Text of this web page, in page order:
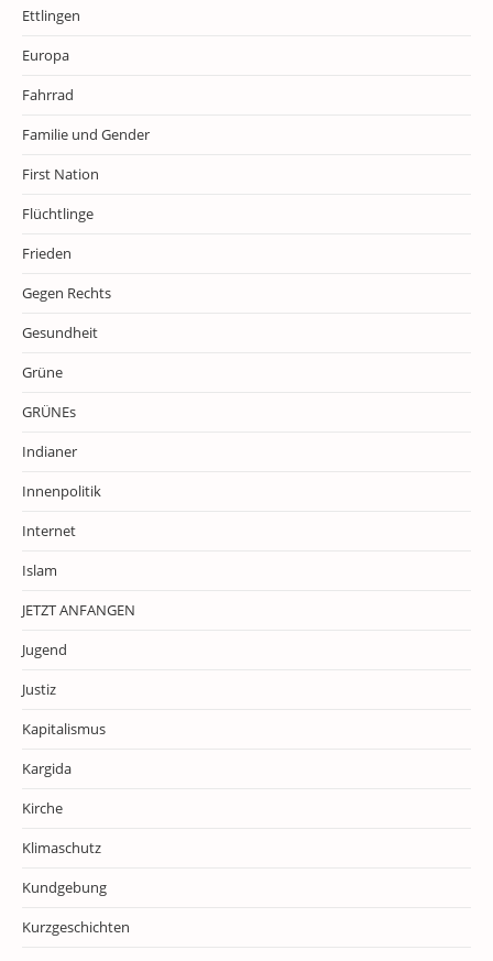
Ettlingen
Europa
Fahrrad
Familie und Gender
First Nation
Flüchtlinge
Frieden
Gegen Rechts
Gesundheit
Grüne
GRÜNEs
Indianer
Innenpolitik
Internet
Islam
JETZT ANFANGEN
Jugend
Justiz
Kapitalismus
Kargida
Kirche
Klimaschutz
Kundgebung
Kurzgeschichten